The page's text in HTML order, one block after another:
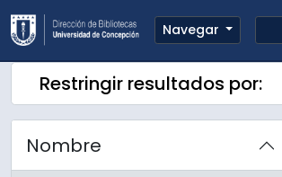
Skip to main content
Navegar
Restringir resultados por:
Nombre